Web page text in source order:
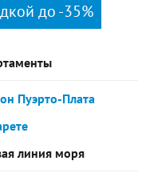
до -35%
Пуэрто-Плата
линия моря